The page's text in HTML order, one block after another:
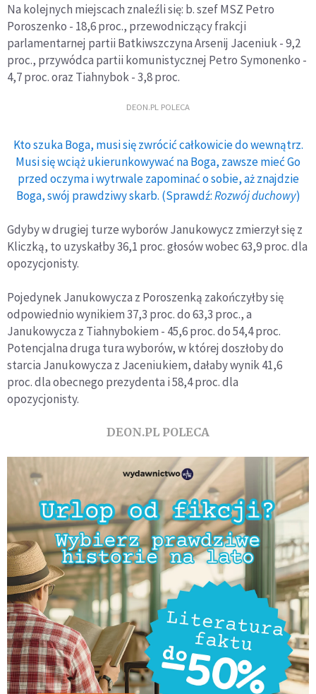
Na kolejnych miejscach znaleźli się: b. szef MSZ Petro
Poroszenko - 18,6 proc., przewodniczący frakcji
parlamentarnej partii Batkiwszczyna Arsenij Jaceniuk - 9,2
proc., przywódca partii komunistycznej Petro Symonenko -
4,7 proc. oraz Tiahnybok - 3,8 proc.
DEON.PL POLECA
Kto szuka Boga, musi się zwrócić całkowicie do wewnątrz.
Musi się wciąż ukierunkowywać na Boga, zawsze mieć Go
przed oczyma i wytrwale zapominać o sobie, aż znajdzie
Boga, swój prawdziwy skarb. (Sprawdź:Rozwój duchowy)
Gdyby w drugiej turze wyborów Janukowycz zmierzył się z
Kliczką, to uzyskałby 36,1 proc. głosów wobec 63,9 proc. dla
opozycjonisty.
Pojedynek Janukowycza z Poroszenką zakończyłby się
odpowiednio wynikiem 37,3 proc. do 63,3 proc., a
Janukowycza z Tiahnybokiem - 45,6 proc. do 54,4 proc.
Potencjalna druga tura wyborów, w której doszłoby do
starcia Janukowycza z Jaceniukiem, dałaby wynik 41,6
proc. dla obecnego prezydenta i 58,4 proc. dla
opozycjonisty.
DEON.PL POLECA